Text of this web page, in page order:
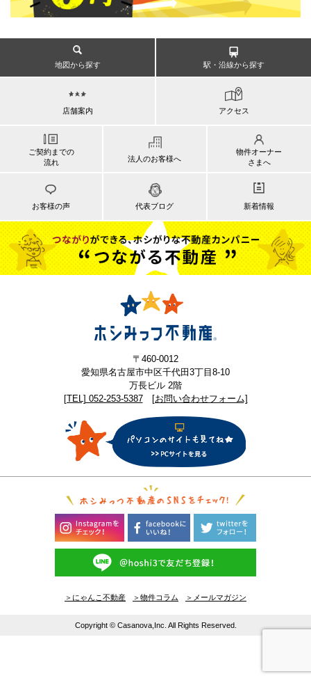
地図から探す 駅・沿線から探す
店舗案内 アクセス
ご契約までの
流れ
法人のお客様へ
物件オーナー
さまへ
お客様の声 代表ブログ 新着情報
〒460-0012
愛知県名古屋市中区千代田3丁目8-10
万長ビル 2階
[TEL] 052-253-5387
[お問い合わせフォーム]
＞にゃんこ不動産 ＞物件コラム ＞メールマガジン
Copyright © Casanova,Inc. All Rights Reserved.